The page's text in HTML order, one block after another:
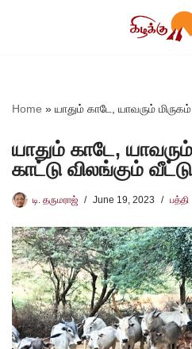
Home » யாதும் காடே, யாவரும்
யாதும் காடே,
காட்டு விலங்கும்
டி. தருமராஜ் June 19, 2023 பத்தி